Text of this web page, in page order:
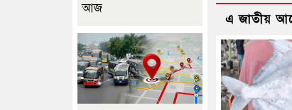
এ জাতীয়
আজ